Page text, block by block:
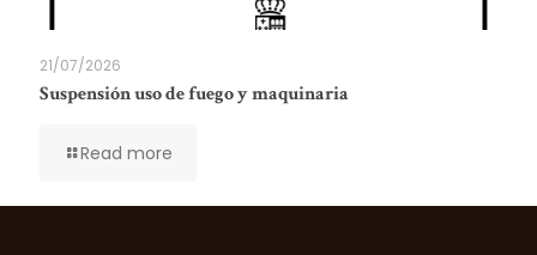
21/07/2026
Suspensión uso de fuego y maquinaria
Read more